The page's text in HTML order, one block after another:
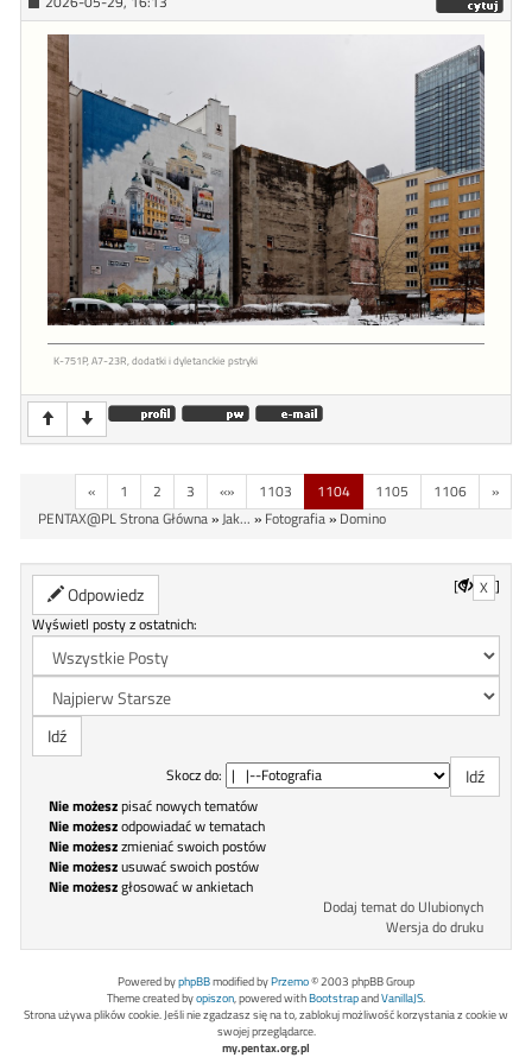
K-751P, A7-23R, dodatki i dyletanckie pstryki
« 1 2 3 «» 1103 1104 1105 1106 »
PENTAX@PL Strona Główna»Jak... » Fotografia» Domino
Odpowiedz [ X ]
Wyświetl posty z ostatnich:
Skocz do:
Nie możeszpisać nowych tematów
Nie możeszodpowiadać w tematach
Nie możeszzmieniać swoich postów
Nie możeszusuwać swoich postów
Nie możeszgłosować w ankietach
Dodaj temat do Ulubionych
Wersja do druku
Powered byphpBBmodified byPrzemo© 2003 phpBB Group
Theme created byopiszon, powered withBootstrapandVanillaJS.
Strona używa plików cookie. Jeśli nie zgadzasz się na to, zablokuj możliwość korzystania z cookie w
swojej przeglądarce.
my.pentax.org.pl